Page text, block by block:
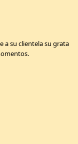
a su clientela su grata